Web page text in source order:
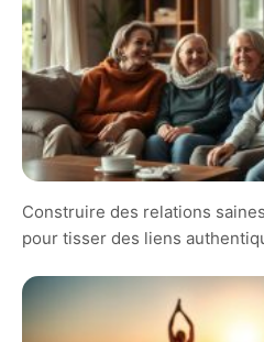
Construire des relations
pour tisser des liens